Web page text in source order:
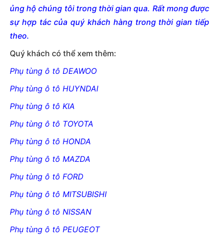
ủng hộ chúng tôi trong thời gian qua. Rất mong được
sự hợp tác của quý khách hàng trong thời gian tiếp
theo.
Quý khách có thể xem thêm:
Phụ tùng ô tô DEAWOO
Phụ tùng ô tô HUYNDAI
Phụ tùng ô tô KIA
Phụ tùng ô tô TOYOTA
Phụ tùng ô tô HONDA
Phụ tùng ô tô MAZDA
Phụ tùng ô tô FORD
Phụ tùng ô tô MITSUBISHI
Phụ tùng ô tô NISSAN
Phụ tùng ô tô PEUGEOT